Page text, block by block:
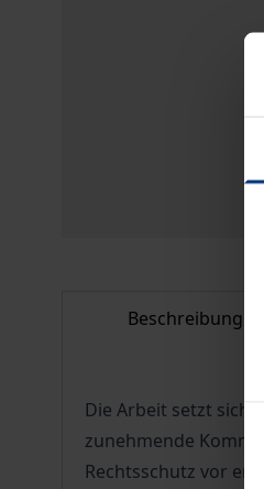
Beschreibung
Die Arbeit setzt sich
zunehmende
Rechtsschutz vor